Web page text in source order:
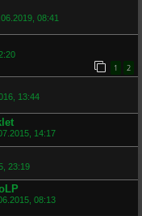
08:41
1 2
13:44
14:17
23:19
08:13